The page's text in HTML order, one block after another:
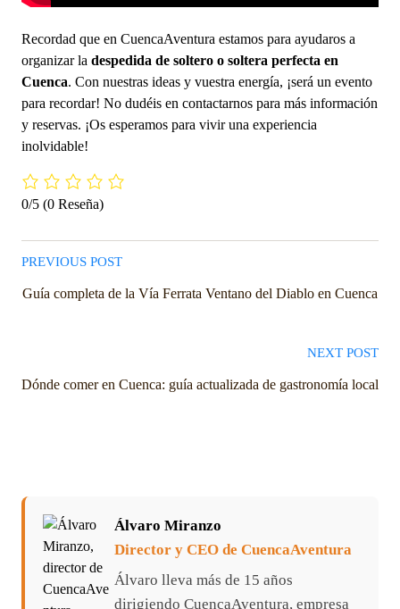
Recordad que en CuencaAventura estamos para ayudaros a
organizar la despedida de soltero o soltera perfecta en
Cuenca. Con nuestras ideas y vuestra energía, ¡será un evento
para recordar! No dudéis en contactarnos para más información
y reservas. ¡Os esperamos para vivir una experiencia
inolvidable!
0/5 (0 Reseña)
PREVIOUS POST
Guía completa de la Vía Ferrata Ventano del Diablo en Cuenca
NEXT POST
Dónde comer en Cuenca: guía actualizada de gastronomía local
Álvaro Miranzo
Director y CEO de CuencaAventura
Álvaro lleva más de 15 años
dirigiendo CuencaAventura, empresa